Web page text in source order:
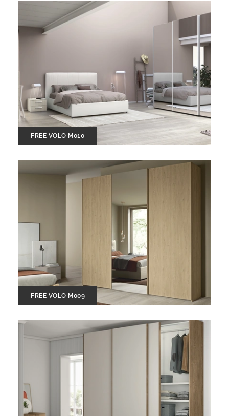
FREE VOLO M010
FREE VOLO M009